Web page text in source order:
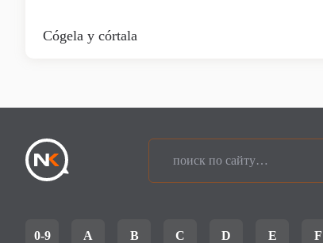
Cógela y córtala
0-9 A B C D E F